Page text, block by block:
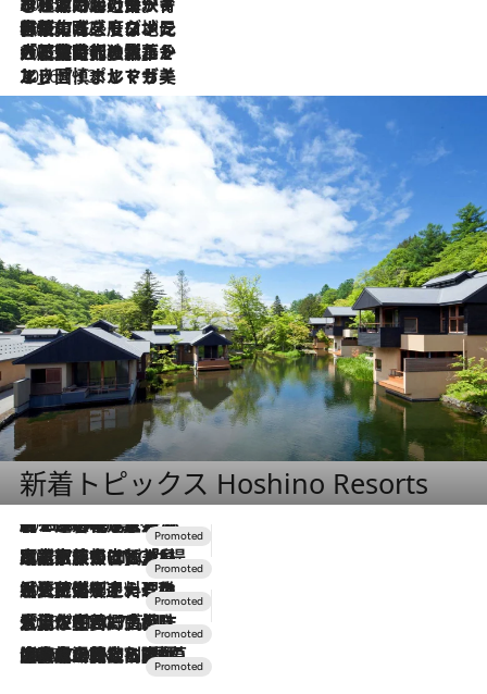
2026.7.22
伝統の味をモダンに昇華。高感度な地元客が集う、リスボンの最旬ガストロノミー
2026.7.21
大航海時代の栄華から、震災、独裁、そして革命へ。ポルトガル・首都リスボンの石畳に刻まれた「歴史の光と影」
2026.7.13
エッセイ・ヤマザキマリ「慎ましくも美しき国 ポルトガル」
新着トピックス Hoshino Resorts
2026.8.7
【トンボの足水浴】ヒノキの香りに包まれて涼感マックス！約13℃の湧水かけ流しを避暑地「星野温泉 トンボの湯」で体験
2026.7.31
【ホテル帰省】という選択肢をOMOが提案。家族とほどよい距離を保つには「昼は実家、夜は気兼ねなくホテルで！」
2026.7.24
【夏限定ディナーコース】旬を迎える稚鮎や花ズッキーニなどをイタリア・トスカーナの郷土料理の手法で満喫！
2026.7.17
「土佐和ハーブかき氷」がOMO7高知に登場！生姜、山椒、大葉など目にも舌にも涼を呼ぶ郷土の味
2026.7.10
NEW OPEN！【界 草津】名湯の地に誕生。趣の異なる2種の温泉と上州ならではの会席・蕎麦割烹など美食を味わう究極の癒やし旅